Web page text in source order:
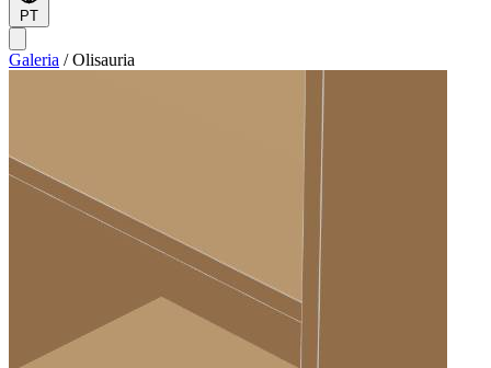
PT
Galeria / Olisauria